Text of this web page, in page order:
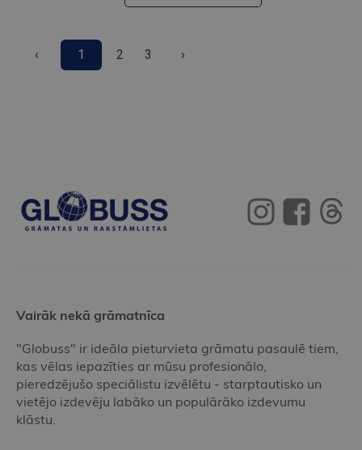
‹ 1 2 3 ›
Vairāk nekā grāmatnīca
"Globuss" ir ideāla pieturvieta grāmatu pasaulē tiem,
kas vēlas iepazīties ar mūsu profesionālo,
pieredzējušo speciālistu izvēlētu - starptautisko un
vietējo izdevēju labāko un populārāko izdevumu
klāstu.